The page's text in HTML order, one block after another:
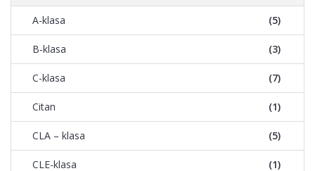
A-klasa (5)
B-klasa (3)
C-klasa (7)
Citan (1)
CLA – klasa (5)
CLE-klasa (1)